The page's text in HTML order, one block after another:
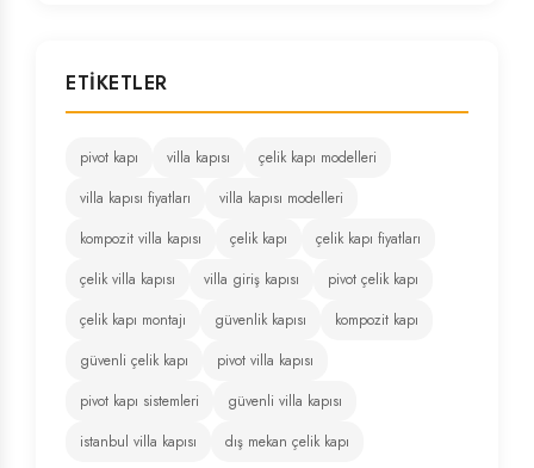
ETIKETLER
pivot kapı villa kapısı
çelik kapı modelleri
villa kapısı fiyatları
villa kapısı modelleri
kompozit villa kapısı
çelik kapı
çelik kapı fiyatları
çelik villa kapısı
villa giriş kapısı
pivot çelik kapı
çelik kapı montajı
güvenlik kapısı
kompozit kapı
güvenli çelik kapı
pivot villa kapısı
pivot kapı sistemleri
güvenli villa kapısı
istanbul villa kapısı
dış mekan çelik kapı